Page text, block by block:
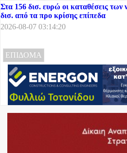
Στα 156 δισ. ευρώ οι καταθέσεις των
δισ. από τα προ κρίσης επίπεδα
2026-08-07 03:14:20
ΕΠΙΔΟΜΑ